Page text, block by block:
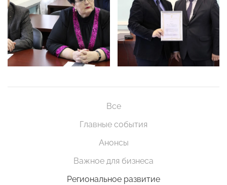
Все
Главные события
Анонсы
Важное для бизнеса
Региональное развитие